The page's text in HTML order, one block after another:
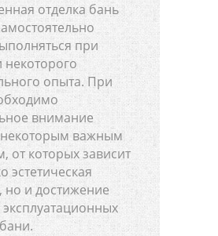
отделка бань
при
опыта. При
внимание
некоторым важным
от которых зависит
эстетическая
но и достижение